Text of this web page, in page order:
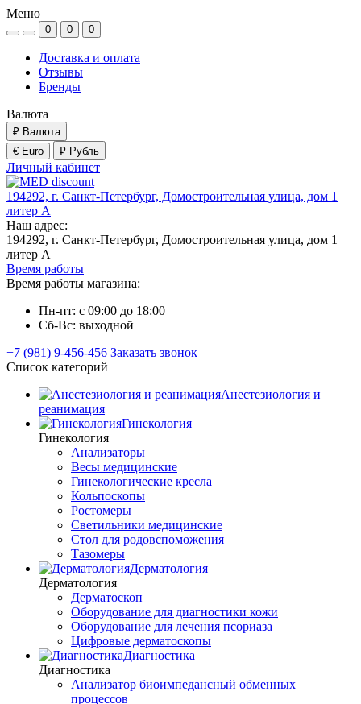
Меню
0 0 0
Доставка и оплата
Отзывы
Бренды
Валюта
₽ Валюта
€ Euro
₽ Рубль
Личный кабинет
194292, г. Санкт-Петербург, Домостроительная улица, дом 1
литер А
Наш адрес:
194292, г. Санкт-Петербург, Домостроительная улица, дом 1
литер А
Время работы
Время работы магазина:
Пн-пт: с 09:00 до 18:00
Сб-Вс: выходной
+7 (981) 9-456-456 Заказать звонок
Список категорий
Анестезиология и
реанимация
Гинекология
Гинекология
Анализаторы
Весы медицинские
Гинекологические кресла
Кольпоскопы
Ростомеры
Светильники медицинские
Стол для родовспоможения
Тазомеры
Дерматология
Дерматология
Дерматоскоп
Оборудование для диагностики кожи
Оборудование для лечения псориаза
Цифровые дерматоскопы
Диагностика
Диагностика
Анализатор биоимпедансный обменных
процессов